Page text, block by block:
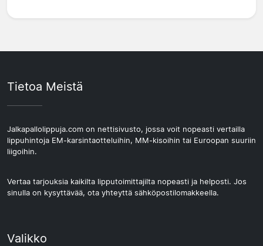
Tietoa Meistä
Jalkapallolippuja.com on nettisivusto, jossa voit nopeasti vertailla
lippuhintoja EM-karsintaotteluihin, MM-kisoihin tai Euroopan suuriin
liigoihin.
Vertaa tarjouksia kaikilta lipputoimittajilta nopeasti ja helposti. Jos
sinulla on kysyttävää, ota yhteyttä sähköpostilomakkeella.
Valikko